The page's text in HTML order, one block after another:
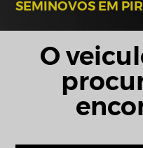
SEMINOVOS EM
O